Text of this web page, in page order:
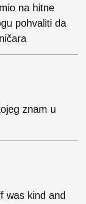
na hitne
pohvaliti da
znam u
was kind and